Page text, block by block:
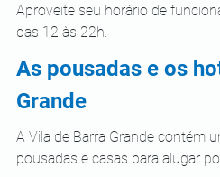
Aproveite seu horário de
das 12 às 22h.
As pousadas e os
Grande
A Vila de Barra Grande contém
pousadas e casas para alugar